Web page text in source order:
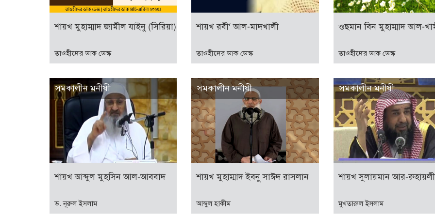
শায়খ মুহাম্মাদ জামীল যাইনু (সিরিয়া)
তাওহীদের ডাক ডেস্ক
শায়খ রবী‘ আল-মাদখালী
তাওহীদের ডাক ডেস্ক
ওছমান বিন মুহাম্মাদ আল-
তাওহীদের ডাক ডেস্ক
সমকালীন মনীষী
শায়খ আব্দুল মুহসিন আল-আববাদ
ড. নূরুল ইসলাম
সমকালীন মনীষী
শায়খ মুহাম্মাদ ইবনু সাঈদ রাসলান
আব্দুল হাকীম
সমকালীন মনীষী
শায়খ সুলায়মান আর-রুহায়লী
মুখতারুল ইসলাম